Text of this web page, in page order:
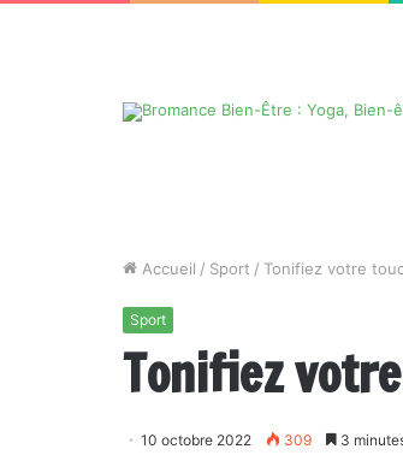
Accueil / Sport / Tonifiez votre
Sport
Tonifiez
10 octobre 2022 309 3